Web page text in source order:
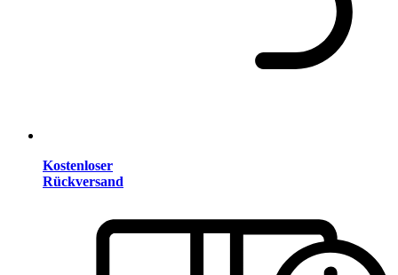
Kostenloser
Rückversand